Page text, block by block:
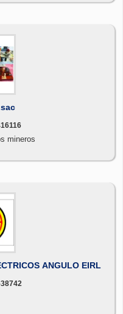
mineros
ANGULO EIRL